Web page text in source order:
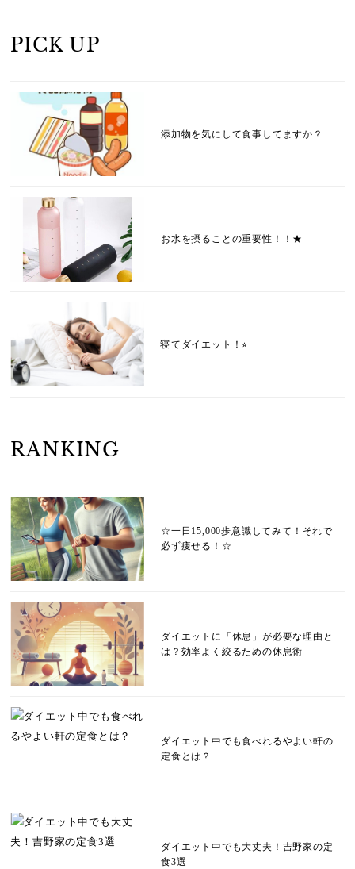
PICK UP
添加物を気にして食事してますか？
お水を摂ることの重要性！！★
寝てダイエット！⭐︎
RANKING
☆一日15,000歩意識してみて！それで
必ず痩せる！☆
ダイエットに「休息」が必要な理由と
は？効率よく絞るための休息術
ダイエット中でも食べれるやよい軒の
定食とは？
ダイエット中でも大丈夫！吉野家の定
食3選